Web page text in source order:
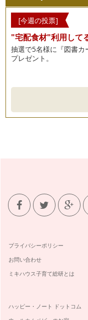
温度が大事！温度によ
温かい飲み物。冷たい
じたり、不快に感じた
こんなに違うの！？お
一言でお水といっても
ターなど、色々な種類
コーヒーの実は、「コ
っくりしませんか？
は、色々な準備や気を
話題のコーヒーがもっ
何歳からカフェインを
1回目の記事で、私の
どうなったかを書きま
カフェイン＝悪！なん
あります。 メリット …
[今週の投票]
"宅配食材"利用して
抽選で5名様に『図書カ
プレゼント。
プライバシーポリシー
お問い合わせ
ミキハウス子育て総研とは
ハッピー・ノート ドットコム